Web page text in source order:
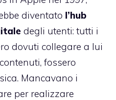
diventato l’hub
degli utenti: tutti i
dovuti collegare a lui
fossero
Mancavano i
per realizzare